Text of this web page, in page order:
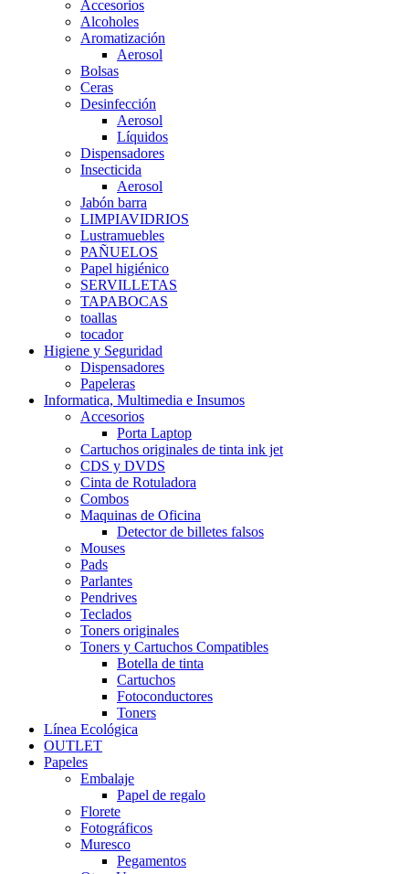
Accesorios
Alcoholes
Aromatización
Aerosol
Bolsas
Ceras
Desinfección
Aerosol
Líquidos
Dispensadores
Insecticida
Aerosol
Jabón barra
LIMPIAVIDRIOS
Lustramuebles
PAÑUELOS
Papel higiénico
SERVILLETAS
TAPABOCAS
toallas
tocador
Higiene y Seguridad
Dispensadores
Papeleras
Informatica, Multimedia e Insumos
Accesorios
Porta Laptop
Cartuchos originales de tinta ink jet
CDS y DVDS
Cinta de Rotuladora
Combos
Maquinas de Oficina
Detector de billetes falsos
Mouses
Pads
Parlantes
Pendrives
Teclados
Toners originales
Toners y Cartuchos Compatibles
Botella de tinta
Cartuchos
Fotoconductores
Toners
Línea Ecológica
OUTLET
Papeles
Embalaje
Papel de regalo
Florete
Fotográficos
Muresco
Pegamentos